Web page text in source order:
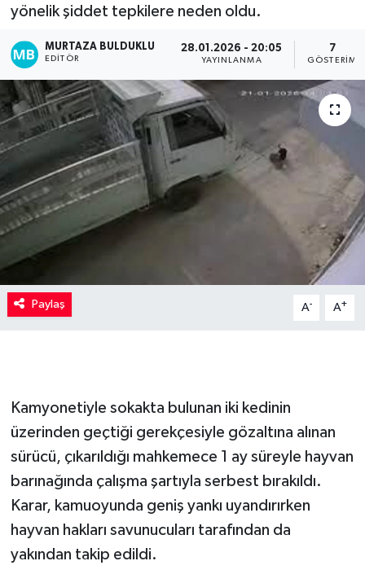
yönelik şiddet tepkilere neden oldu.
MURTAZA BULDUKLU
EDITÖR
28.01.2026 - 20:05
YAYINLANMA
7
GÖSTERIM
Paylaş A- A+
Kamyonetiyle sokakta bulunan iki kedinin
üzerinden geçtiği gerekçesiyle gözaltına alınan
sürücü, çıkarıldığı mahkemece 1 ay süreyle hayvan
barınağında çalışma şartıyla serbest bırakıldı.
Karar, kamuoyunda geniş yankı uyandırırken
hayvan hakları savunucuları tarafından da
yakından takip edildi.
Kadın
Magazin
Yaşam